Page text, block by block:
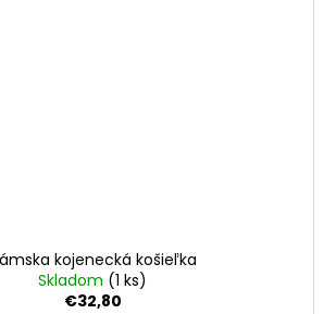
kojenecká košieľka
Skladom (1 ks)
€32,80